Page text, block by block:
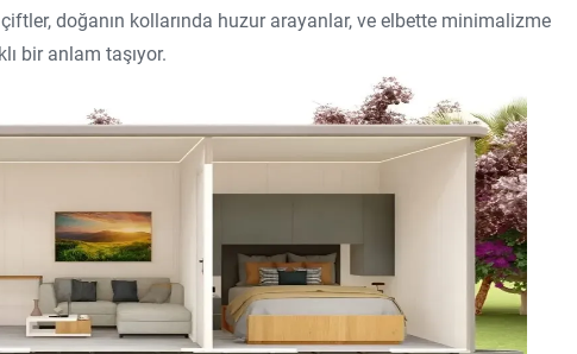
doğanın kollarında huzur arayanlar, ve elbette minimalizme
bir anlam taşıyor.